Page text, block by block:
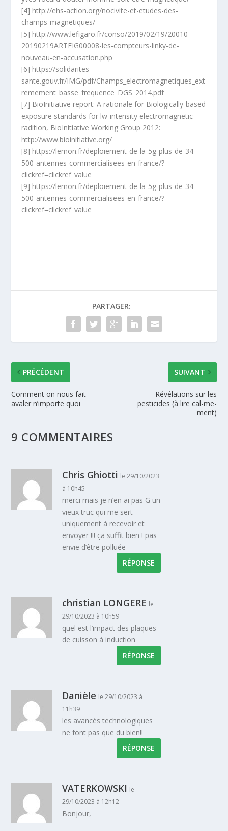
[4] http://ehs-action.org/nocivite-et-etudes-des-
champs-magnetiques/
[5] http://www.lefigaro.fr/conso/2019/02/19/20010-
20190219ARTFIG00008-les-compteurs-linky-de-
nouveau-en-accusation.php
[6] https://solidarites-
sante.gouv.fr/IMG/pdf/Champs_electromagnetiques_ext
remement_basse_frequence_DGS_2014.pdf
[7] BioInitiative report: A rationale for Biologically-based
exposure standards for lw-intensity electromagnetic
radition, BioInitiative Working Group 2012:
http://www.bioinitiative.org/
[8] https://lemon.fr/deploiement-de-la-5g-plus-de-34-
500-antennes-commercialisees-en-france/?
clickref=clickref_value____
[9] https://lemon.fr/deploiement-de-la-5g-plus-de-34-
500-antennes-commercialisees-en-france/?
clickref=clickref_value____
PARTAGER:
PRÉCÉDENT
Comment on nous fait
avaler n’importe quoi
SUIVANT
Révélations sur les
pesticides (à lire cal-me-
ment)
9 COMMENTAIRES
Chris Ghiotti le 29/10/2023
à 10h45
merci mais je n’en ai pas G un
vieux truc qui me sert
uniquement à recevoir et
envoyer !!! ça suffit bien ! pas
envie d’être polluée
RÉPONSE
christian LONGERE le
29/10/2023 à 10h59
quel est l’impact des plaques
de cuisson à induction
RÉPONSE
Danièle le 29/10/2023 à
11h39
les avancés technologiques
ne font pas que du bien!!
RÉPONSE
VATERKOWSKI le
29/10/2023 à 12h12
Bonjour,